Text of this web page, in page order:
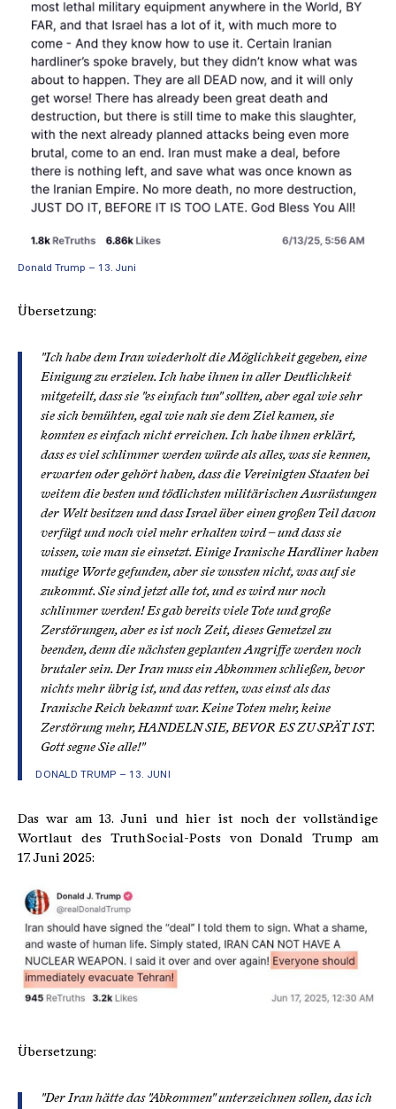
Donald Trump – 13. Juni
Übersetzung:
"Ich habe dem Iran wiederholt die Möglichkeit gegeben, eine
Einigung zu erzielen. Ich habe ihnen in aller Deutlichkeit
mitgeteilt, dass sie "es einfach tun" sollten, aber egal wie sehr
sie sich bemühten, egal wie nah sie dem Ziel kamen, sie
konnten es einfach nicht erreichen. Ich habe ihnen erklärt,
dass es viel schlimmer werden würde als alles, was sie kennen,
erwarten oder gehört haben, dass die Vereinigten Staaten bei
weitem die besten und tödlichsten militärischen Ausrüstungen
der Welt besitzen und dass Israel über einen großen Teil davon
verfügt und noch viel mehr erhalten wird – und dass sie
wissen, wie man sie einsetzt. Einige Iranische Hardliner haben
mutige Worte gefunden, aber sie wussten nicht, was auf sie
zukommt. Sie sind jetzt alle tot, und es wird nur noch
schlimmer werden! Es gab bereits viele Tote und große
Zerstörungen, aber es ist noch Zeit, dieses Gemetzel zu
beenden, denn die nächsten geplanten Angriffe werden noch
brutaler sein. Der Iran muss ein Abkommen schließen, bevor
nichts mehr übrig ist, und das retten, was einst als das
Iranische Reich bekannt war. Keine Toten mehr, keine
Zerstörung mehr, HANDELN SIE, BEVOR ES ZU SPÄT IST.
Gott segne Sie alle!"
DONALD TRUMP – 13. JUNI
Das war am 13. Juni und hier ist noch der vollständige
Wortlaut des Truth Social-Posts von Donald Trump am
17. Juni 2025:
Übersetzung:
"Der Iran hätte das "Abkommen" unterzeichnen sollen, das ich